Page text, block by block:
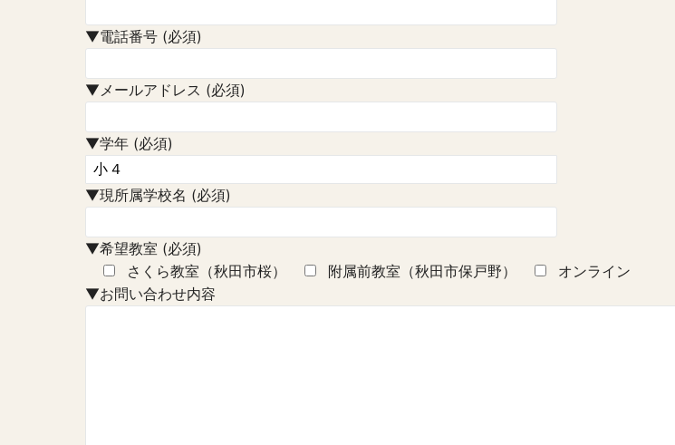
▼電話番号 (必須)
▼メールアドレス (必須)
▼学年 (必須)
▼現所属学校名 (必須)
▼希望教室 (必須)
さくら教室（秋田市桜）
附属前教室（秋田市保戸野）
オンライン
▼お問い合わせ内容